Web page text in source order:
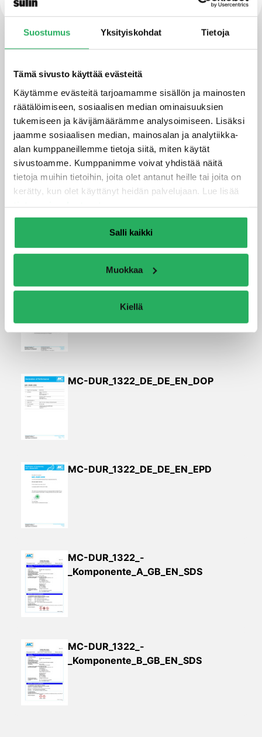
Suostumus Yksityiskohdat Tietoja
Tämä sivusto käyttää evästeitä
Käytämme evästeitä tarjoamamme sisällön ja mainosten
räätälöimiseen, sosiaalisen median ominaisuuksien
tukemiseen ja kävijämäärämme analysoimiseen. Lisäksi
jaamme sosiaalisen median, mainosalan ja analytiikka-
alan kumppaneillemme tietoja siitä, miten käytät
sivustoamme. Kumppanimme voivat yhdistää näitä
tietoja muihin tietoihin, joita olet antanut heille tai joita on
kerätty, kun olet käyttänyt heidän palvelujaan. Lue lisää
Salli kaikki
Muokkaa
Kiellä
Tekniset tiedot ja kuvat
Ominaisuudet
Pakkauskoko
Kulutus 0,5-1 kg/m2
AVCP järjestelmä Järjestelmä 2+
CO2 läpäisevyys Sd>50m
Vesihöyryn
luokka II (5 m< Sd < 50
m)
MC-DUR 1322
MC-DUR_1322_DE_DE_EN_DOP
MC-DUR_1322_DE_DE_EN_EPD
MC-DUR_1322_-
_Komponente_A_GB_EN_SDS
MC-DUR_1322_-
_Komponente_B_GB_EN_SDS